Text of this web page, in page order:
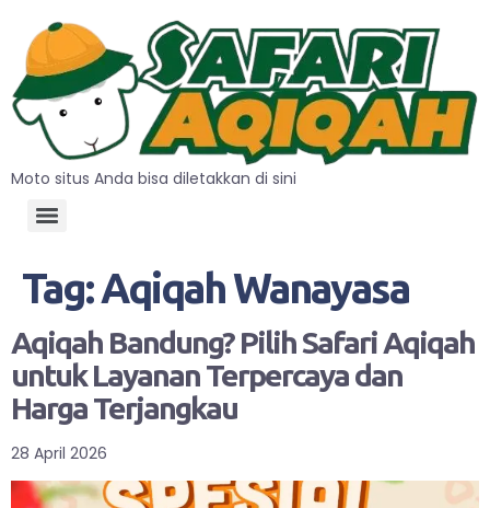
Moto situs Anda bisa diletakkan di sini
Tag:Aqiqah Wanayasa
Aqiqah Bandung? Pilih Safari Aqiqah
untuk Layanan Terpercaya dan
Harga Terjangkau
28 April 2026